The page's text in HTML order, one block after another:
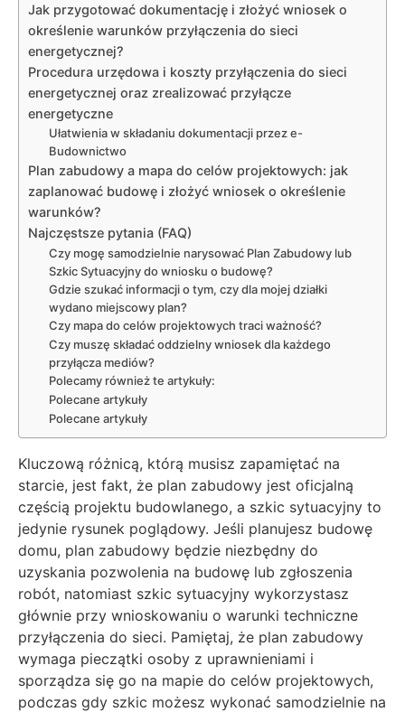
Jak przygotować dokumentację i złożyć wniosek o
określenie warunków przyłączenia do sieci
energetycznej?
Procedura urzędowa i koszty przyłączenia do sieci
energetycznej oraz zrealizować przyłącze
energetyczne
Ułatwienia w składaniu dokumentacji przez e-
Budownictwo
Plan zabudowy a mapa do celów projektowych: jak
zaplanować budowę i złożyć wniosek o określenie
warunków?
Najczęstsze pytania (FAQ)
Czy mogę samodzielnie narysować Plan Zabudowy lub
Szkic Sytuacyjny do wniosku o budowę?
Gdzie szukać informacji o tym, czy dla mojej działki
wydano miejscowy plan?
Czy mapa do celów projektowych traci ważność?
Czy muszę składać oddzielny wniosek dla każdego
przyłącza mediów?
Polecamy również te artykuły:
Polecane artykuły
Polecane artykuły
Kluczową różnicą, którą musisz zapamiętać na
starcie, jest fakt, że plan zabudowy jest oficjalną
częścią projektu budowlanego, a szkic sytuacyjny to
jedynie rysunek poglądowy. Jeśli planujesz budowę
domu, plan zabudowy będzie niezbędny do
uzyskania pozwolenia na budowę lub zgłoszenia
robót, natomiast szkic sytuacyjny wykorzystasz
głównie przy wnioskowaniu o warunki techniczne
przyłączenia do sieci. Pamiętaj, że plan zabudowy
wymaga pieczątki osoby z uprawnieniami i
sporządza się go na mapie do celów projektowych,
podczas gdy szkic możesz wykonać samodzielnie na